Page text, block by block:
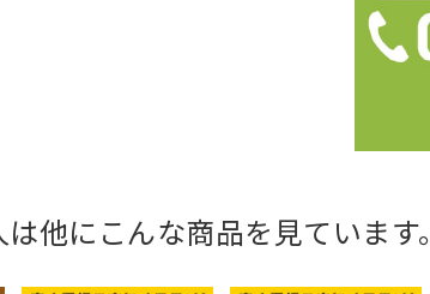
他にこんな商品を見ています。